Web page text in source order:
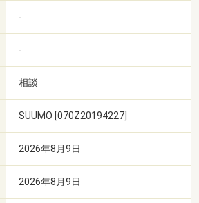
-
-
相談
SUUMO [070Z20194227]
2026年8月9日
2026年8月9日